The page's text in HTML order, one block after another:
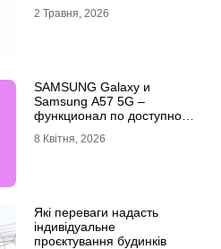
2 Травня, 2026
SAMSUNG Galaxy и
Samsung A57 5G –
функционал по доступной
8 Квітня, 2026
Які переваги надасть
індивідуальне
проєктування будинків